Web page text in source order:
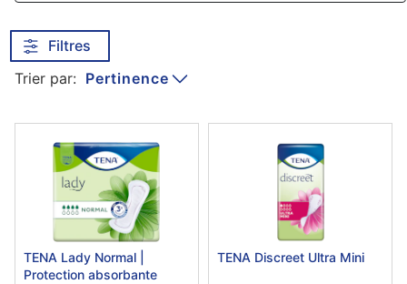
Filtres
Trier par: Pertinence
TENA Lady Normal |
Protection absorbante
TENA Discreet Ultra Mini